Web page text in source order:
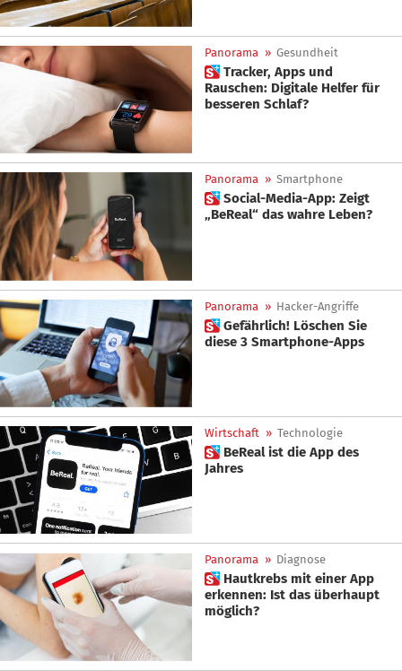
Panorama » Gesundheit
 Tracker, Apps und
Rauschen: Digitale Helfer für
besseren Schlaf?
Panorama » Smartphone
 Social-Media-App: Zeigt
„BeReal“ das wahre Leben?
Panorama » Hacker-Angriffe
 Gefährlich! Löschen Sie
diese 3 Smartphone-Apps
Wirtschaft » Technologie
 BeReal ist die App des
Jahres
Panorama » Diagnose
 Hautkrebs mit einer App
erkennen: Ist das überhaupt
möglich?